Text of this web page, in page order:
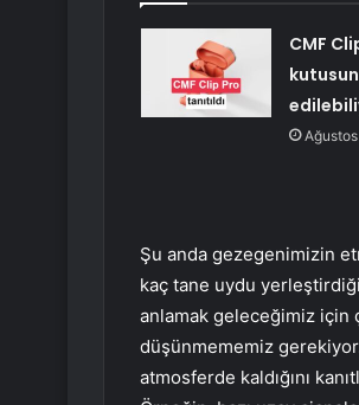
CMF
Şu anda gezegenimizin
kaç tane uydu
anlamak geleceğimiz için
düşünmememiz gerekiyor.
atmosferde kaldığını